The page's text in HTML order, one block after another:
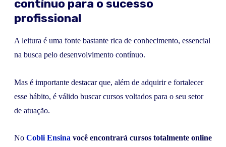
contínuo para o sucesso
profissional
A leitura é uma fonte bastante rica de conhecimento, essencial
na busca pelo desenvolvimento contínuo.
Mas é importante destacar que, além de adquirir e fortalecer
esse hábito, é válido buscar cursos voltados para o seu setor
de atuação.
No Cobli Ensina você encontrará cursos totalmente online